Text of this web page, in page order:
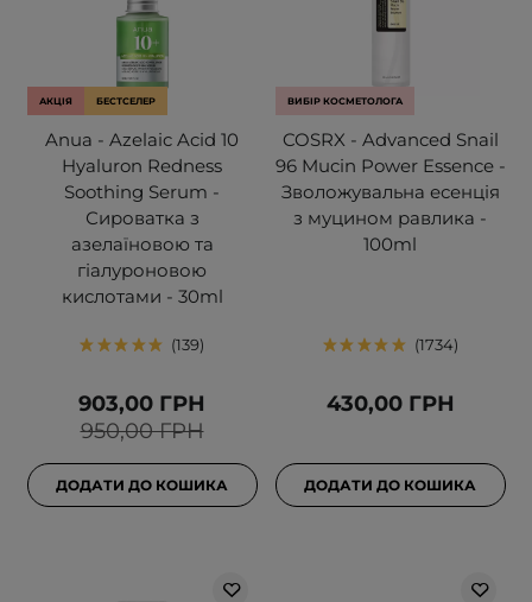
АКЦІЯ БЕСТСЕЛЕР
Anua - Azelaic Acid 10
Hyaluron Redness
Soothing Serum -
Сироватка з
азелаїновою та
гіалуроновою
кислотами - 30ml
139
950,00 ГРН
903,00 ГРН
ДОДАТИ ДО КОШИКА
ВИБІР КОСМЕТОЛОГА
COSRX - Advanced Snail
96 Mucin Power Essence -
Зволожувальна есенція
з муцином равлика -
100ml
1734
430,00 ГРН
ДОДАТИ ДО КОШИКА